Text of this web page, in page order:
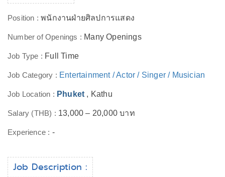
Position :พนักงานฝ่ายศิลปการแสดง
Number of Openings : Many Openings
Job Type : Full Time
Job Category : Entertainment / Actor / Singer / Musician
Job Location : Phuket , Kathu
Salary (THB) : 13,000 – 20,000 บาท
Experience : -
Job Description :